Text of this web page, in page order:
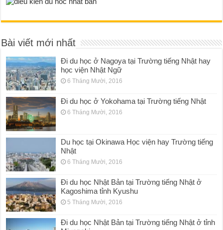
Bài viết mới nhất
Đi du học ở Nagoya tại Trường tiếng Nhật hay
học viện Nhật Ngữ
6 Tháng Mười, 2016
Đi du học ở Yokohama tại Trường tiếng Nhật
6 Tháng Mười, 2016
Du học tại Okinawa Học viện hay Trường tiếng
Nhật
6 Tháng Mười, 2016
Đi du học Nhật Bản tại Trường tiếng Nhật ở
Kagoshima tỉnh Kyushu
5 Tháng Mười, 2016
Đi du học Nhật Bản tại Trường tiếng Nhật ở tỉnh